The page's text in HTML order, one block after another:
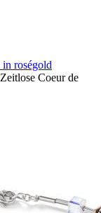
roségold
Coeur de